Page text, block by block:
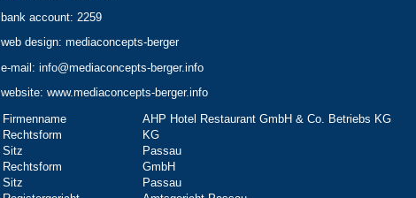
bank account: 2259
web design: mediaconcepts-berger
e-mail: info@mediaconcepts-berger.info
website: www.mediaconcepts-berger.info
Firmenname
AHP Hotel Restaurant GmbH & Co. Betriebs KG
Rechtsform
KG
Sitz
Passau
Rechtsform
GmbH
Sitz
Passau